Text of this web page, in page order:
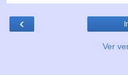
‹
Ver